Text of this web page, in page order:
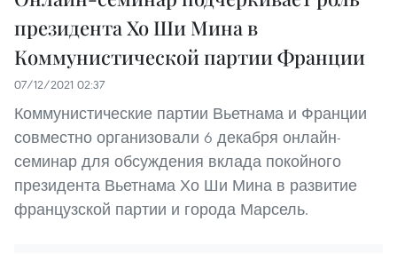
президента Хо Ши Мина в
Коммунистической партии Франции
07/12/2021 02:37
Коммунистические партии Вьетнама и Франции
совместно организовали 6 декабря онлайн-
семинар для обсуждения вклада покойного
президента Вьетнама Хо Ши Мина в развитие
французской партии и города Марсель.